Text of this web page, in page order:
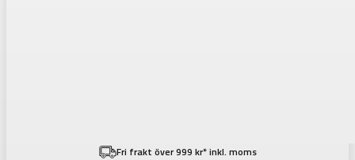
Fri frakt över 999 kr* inkl. moms